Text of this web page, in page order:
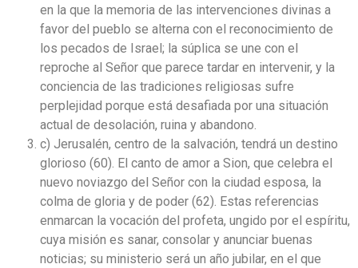
en la que la memoria de las intervenciones divinas a
favor del pueblo se alterna con el reconocimiento de
los pecados de Israel; la súplica se une con el
reproche al Señor que parece tardar en intervenir, y la
conciencia de las tradiciones religiosas sufre
perplejidad porque está desafiada por una situación
actual de desolación, ruina y abandono.
c) Jerusalén, centro de la salvación, tendrá un destino
glorioso (60). El canto de amor a Sion, que celebra el
nuevo noviazgo del Señor con la ciudad esposa, la
colma de gloria y de poder (62). Estas referencias
enmarcan la vocación del profeta, ungido por el espíritu,
cuya misión es sanar, consolar y anunciar buenas
noticias; su ministerio será un año jubilar, en el que